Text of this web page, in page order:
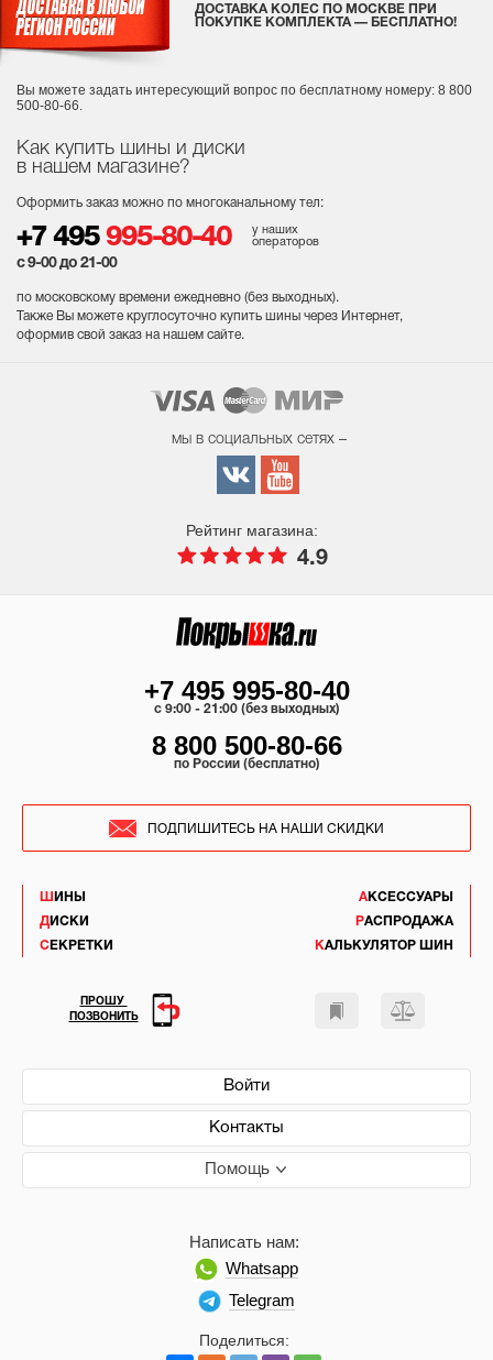
Как купить шины и диски
в нашем магазине?
Оформить заказ можно по многоканальному тел:
+7 495 995-80-40
у наших
операторов
с 9-00 до 21-00
по московскому времени ежедневно (без выходных).
Также Вы можете круглосуточно купить шины через Интернет,
оформив свой заказ на нашем сайте.
ДОСТАВКА КОЛЕС ПО МОСКВЕ ПРИ
ПОКУПКЕ КОМПЛЕКТА — БЕСПЛАТНО!
Вы можете задать интересующий вопрос по бесплатному номеру: 8 800
500-80-66.
мы в социальных сетях –
Рейтинг магазина:
4.9
ШИНЫ
ДИСКИ
СЕКРЕТКИ
АКСЕССУАРЫ
РАСПРОДАЖА
КАЛЬКУЛЯТОР ШИН
Войти
Контакты
Помощь
Поделиться:
Написать нам:
Whatsapp
Telegram
+7 495 995-80-40
c 9:00 - 21:00 (без выходных)
8 800 500-80-66
по России (бесплатно)
ПОДПИШИТЕСЬ НА НАШИ СКИДКИ
ПРОШУ
ПОЗВОНИТЬ